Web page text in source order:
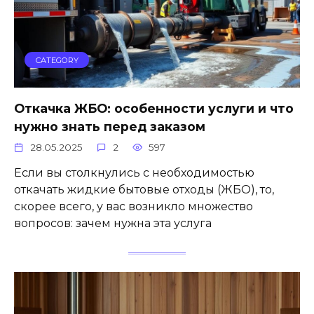
CATEGORY
Откачка ЖБО: особенности услуги и что
нужно знать перед заказом
28.05.2025 2 597
Если вы столкнулись с необходимостью
откачать жидкие бытовые отходы (ЖБО), то,
скорее всего, у вас возникло множество
вопросов: зачем нужна эта услуга